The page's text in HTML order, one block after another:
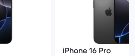
iPhone 16 Pro